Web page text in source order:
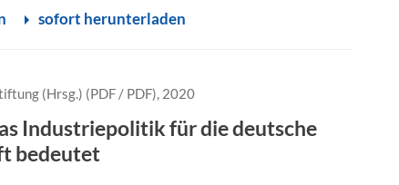
sofort herunterladen
(Hrsg.) (PDF / PDF), 2020
Industriepolitik für die deutsche
bedeutet